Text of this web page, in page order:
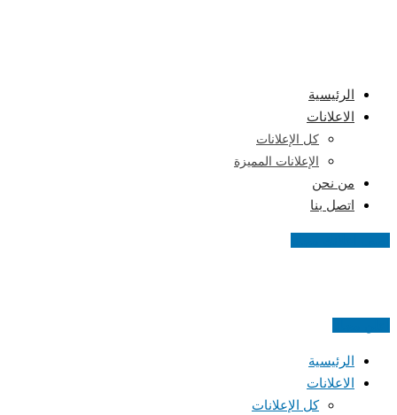
الرئيسية
الاعلانات
كل الإعلانات
الإعلانات المميزة
من نحن
اتصل بنا
الرئيسية
الاعلانات
كل الإعلانات